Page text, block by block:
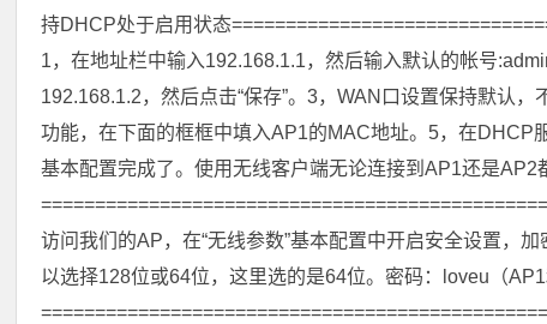
持DHCP处于启用状态
1，在地址栏中输入192.168.1.1，然后输入默认的帐号
192.168.1.2，然后点击“保存”。3，WAN口设置保持默认
功能，在下面的框框中填入AP1的MAC地址。5，在DHCP
基本配置完成了。使用无线客户端无论连接到AP1还是AP2
访问我们的AP，在“无线参数”基本配置中开启安全设置，
以选择128位或64位，这里选的是64位。密码：loveu（